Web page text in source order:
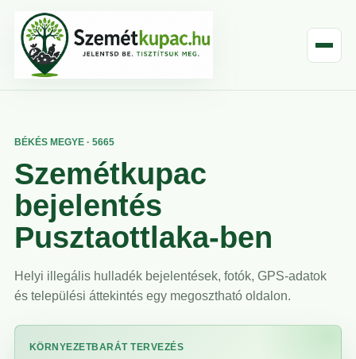
BÉKÉS MEGYE · 5665
Szemétkupac
bejelentés
Pusztaottlaka-ben
Helyi illegális hulladék bejelentések, fotók, GPS-adatok
és települési áttekintés egy megosztható oldalon.
KÖRNYEZETBARÁT TERVEZÉS